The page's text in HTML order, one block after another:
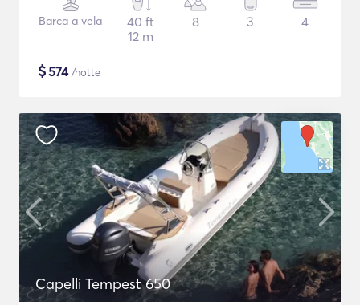
Barca a vela
40 ft
12 m
8 3 4
$574/notte
Capelli Tempest 650